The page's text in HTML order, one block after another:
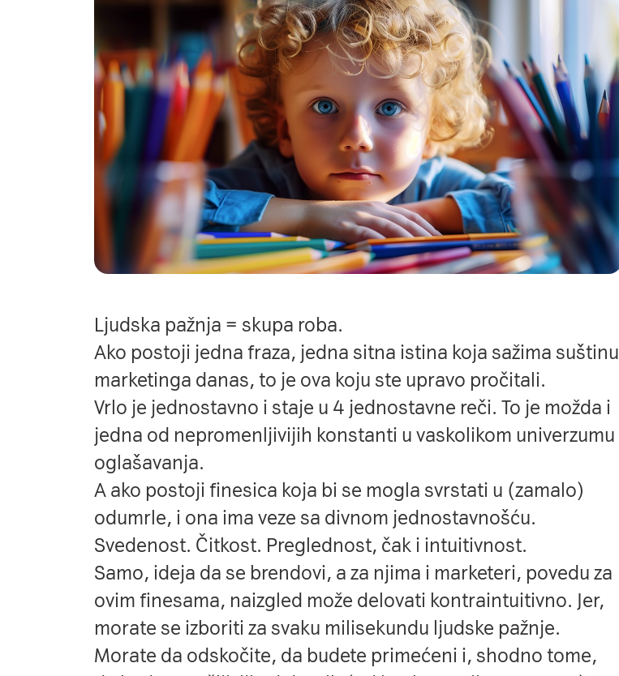
Ljudska pažnja = skupa roba.
Ako postoji jedna fraza, jedna sitna istina koja sažima suštinu
marketinga danas, to je ova koju ste upravo pročitali.
Vrlo je jednostavno i staje u 4 jednostavne reči. To je možda i
jedna od nepromenljivijih konstanti u vaskolikom univerzumu
oglašavanja.
A ako postoji finesica koja bi se mogla svrstati u (zamalo)
odumrle, i ona ima veze sa divnom jednostavnošću.
Svedenost. Čitkost. Preglednost, čak i intuitivnost.
Samo, ideja da se brendovi, a za njima i marketeri, povedu za
ovim finesama, naizgled može delovati kontraintuitivno. Jer,
morate se izboriti za svaku milisekundu ljudske pažnje.
Morate da odskočite, da budete primećeni i, shodno tome,